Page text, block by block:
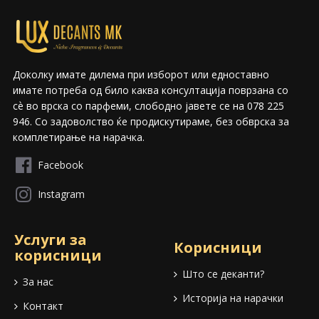
Доколку имате дилема при изборот или едноставно
имате потреба од било каква консултација поврзана со
сѐ во врска со парфеми, слободно јавете се на 078 225
946. Со задоволство ќе продискутираме, без обврска за
комплетирање на нарачка.
Facebook
Instagram
Услуги за
корисници
За нас
Контакт
Корисници
Што се деканти?
Историја на нарачки